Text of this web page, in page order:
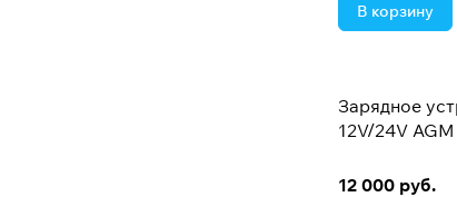
В корзину
Зарядное
12V/24V
12 000 руб.